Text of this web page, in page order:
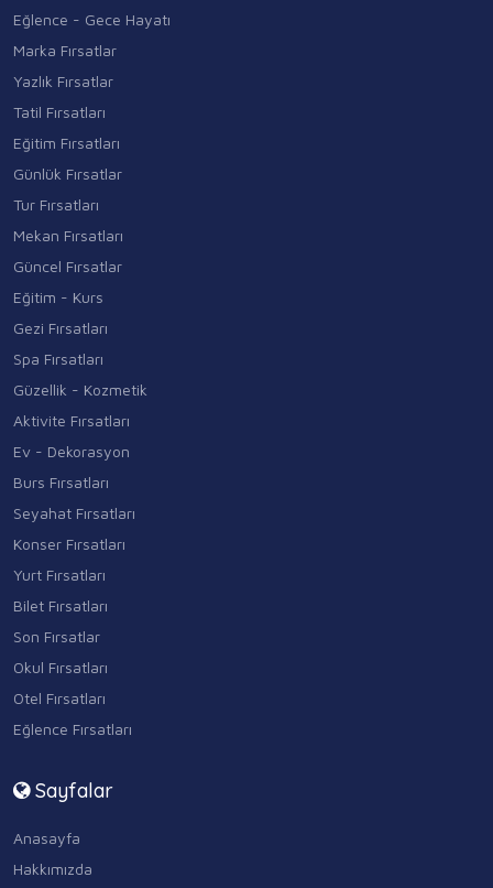
Eğlence - Gece Hayatı
Marka Fırsatlar
Yazlık Fırsatlar
Tatil Fırsatları
Eğitim Fırsatları
Günlük Fırsatlar
Tur Fırsatları
Mekan Fırsatları
Güncel Fırsatlar
Eğitim - Kurs
Gezi Fırsatları
Spa Fırsatları
Güzellik - Kozmetik
Aktivite Fırsatları
Ev - Dekorasyon
Burs Fırsatları
Seyahat Fırsatları
Konser Fırsatları
Yurt Fırsatları
Bilet Fırsatları
Son Fırsatlar
Okul Fırsatları
Otel Fırsatları
Eğlence Fırsatları
Sayfalar
Anasayfa
Hakkımızda